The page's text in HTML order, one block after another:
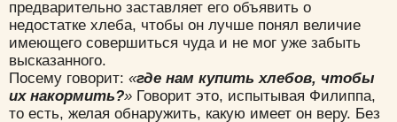
предварительно заставляет его объявить о
недостатке хлеба, чтобы он лучше понял величие
имеющего совершиться чуда и не мог уже забыть
высказанного.
Посему говорит: «где нам купить хлебов, чтобы
их накормить?» Говорит это, испытывая Филиппа,
то есть, желая обнаружить, какую имеет он веру. Без